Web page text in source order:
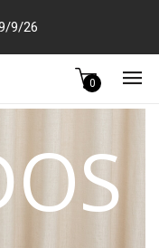
9/26
0